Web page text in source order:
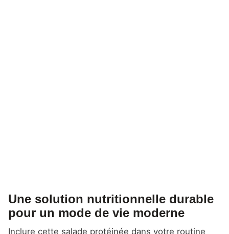
Une solution nutritionnelle durable
pour un mode de vie moderne
Inclure cette salade protéinée dans votre routine